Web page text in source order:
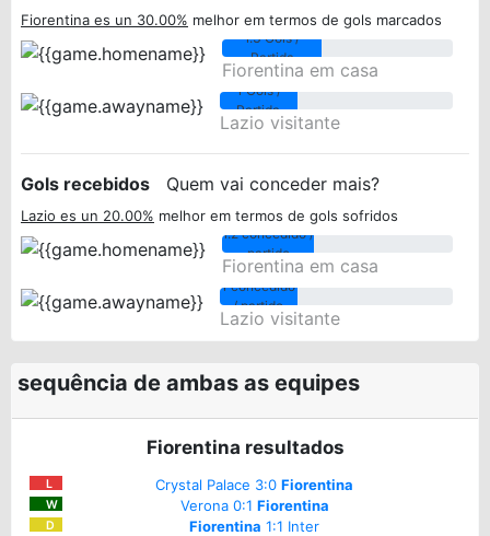
Fiorentina es un 30.00% melhor em termos de gols marcados
1.3 Gols /
Partida
Fiorentina em casa
1 Gols /
Partida
Lazio visitante
Gols recebidos Quem vai conceder mais?
Lazio es un 20.00% melhor em termos de gols sofridos
1.2 concedido /
partido
Fiorentina em casa
1 concedido
/ partido
Lazio visitante
sequência de ambas as equipes
Fiorentina resultados
L Crystal Palace 3:0 Fiorentina
W Verona 0:1 Fiorentina
D Fiorentina 1:1 Inter